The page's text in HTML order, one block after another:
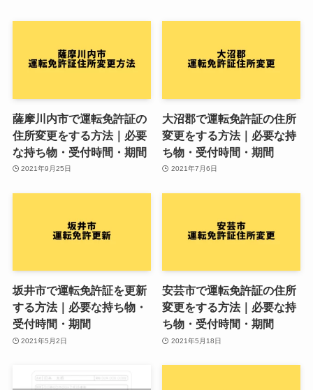
薩摩川内市で運転免許証の
住所変更をする方法｜必要
な持ち物・受付時間・期間
2021年9月25日
大沼郡で運転免許証の住所
変更をする方法｜必要な持
ち物・受付時間・期間
2021年7月6日
坂井市で運転免許証を更新
する方法｜必要な持ち物・
受付時間・期間
2021年5月2日
安芸市で運転免許証の住所
変更をする方法｜必要な持
ち物・受付時間・期間
2021年5月18日